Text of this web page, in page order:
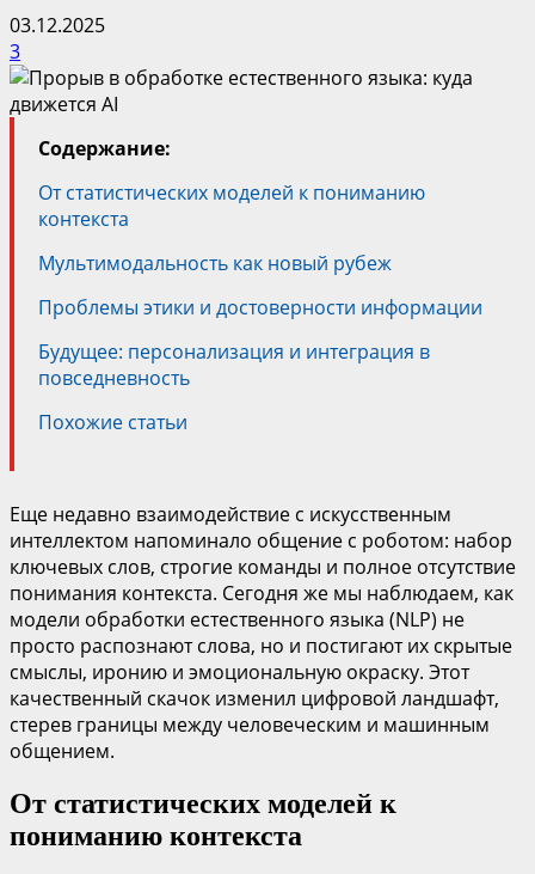
03.12.2025
3
Содержание:
От статистических моделей к пониманию
контекста
Мультимодальность как новый рубеж
Проблемы этики и достоверности информации
Будущее: персонализация и интеграция в
повседневность
Похожие статьи
Еще недавно взаимодействие с искусственным
интеллектом напоминало общение с роботом: набор
ключевых слов, строгие команды и полное отсутствие
понимания контекста. Сегодня же мы наблюдаем, как
модели обработки естественного языка (NLP) не
просто распознают слова, но и постигают их скрытые
смыслы, иронию и эмоциональную окраску. Этот
качественный скачок изменил цифровой ландшафт,
стерев границы между человеческим и машинным
общением.
От статистических моделей к
пониманию контекста